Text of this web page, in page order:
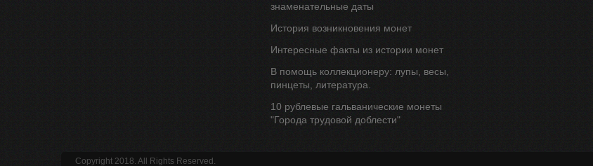
знаменательные даты
История возникновения монет
Интересные факты из истории монет
В помощь коллекционеру: лупы, весы,
пинцеты, литература.
10 рублевые гальванические монеты
"Города трудовой доблести"
Copyright 2018. All Rights Reserved.